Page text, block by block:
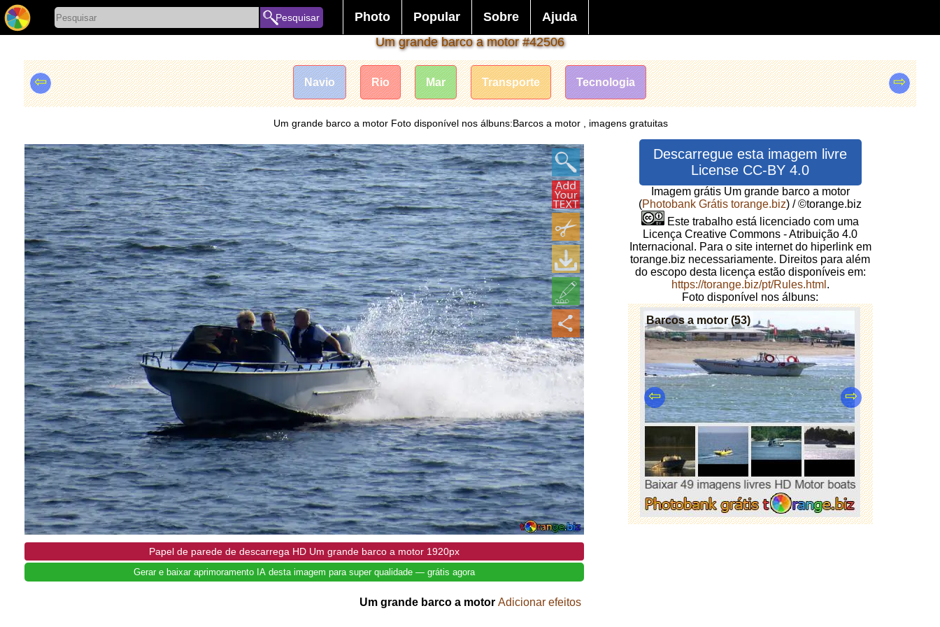
Pesquisar Photo Popular Sobre
Ajuda
Um grande barco a motor #42506
Navio Rio Mar Transporte Tecnologia
⇦ ⇨
Um grande barco a motor Foto disponível nos álbuns:Barcos a motor , imagens gratuitas
Papel de parede de descarrega HD Um grande barco a motor 1920px
Gerar e baixar aprimoramento IA desta imagem para super qualidade — grátis agora
Descarregue esta imagem livre
License CC-BY 4.0
Imagem grátis Um grande barco a motor
(Photobank Grátis torange.biz) / ©torange.biz
Este trabalho está licenciado com uma
Licença Creative Commons - Atribuição 4.0
Internacional. Para o site internet do hiperlink em
torange.biz necessariamente. Direitos para além
do escopo desta licença estão disponíveis em:
https://torange.biz/pt/Rules.html .
Foto disponível nos álbuns:
Barcos a motor (53)
⇦ ⇨
Um grande barco a motorAdicionar efeitos